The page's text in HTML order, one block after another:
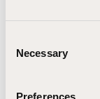
Selection
Necessary
Preferences
työyhteisöjä
Hankkeen
työllistymisen